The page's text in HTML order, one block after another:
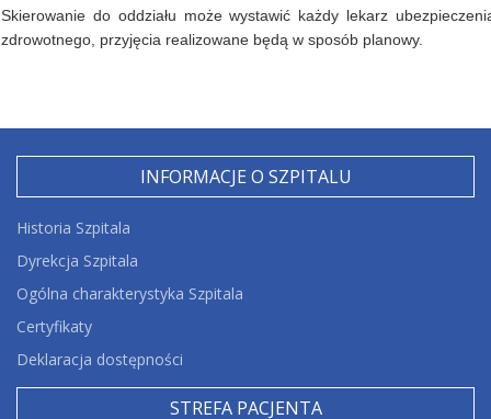
Skierowanie do oddziału może wystawić każdy lekarz
zdrowotnego, przyjęcia realizowane będą w sposób planowy.
INFORMACJE O SZPITALU
Historia Szpitala
Dyrekcja Szpitala
Ogólna charakterystyka Szpitala
Certyfikaty
Deklaracja dostępności
STREFA PACJENTA